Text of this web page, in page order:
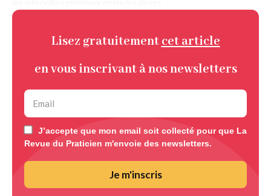
Lisez gratuitement cet article
en vous inscrivant à nos newsletters
J’accepte que mon email soit collecté pour que La
Revue du Praticien m'envoie des newsletters.
Je m'inscris